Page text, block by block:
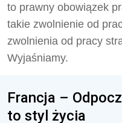
to prawny obowiązek
takie zwolnienie od
zwolnienia od pracy
Wyjaśniamy.
Francja –
to styl życia